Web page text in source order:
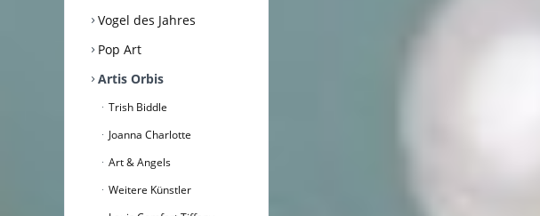
Vogel des Jahres
Pop Art
Artis Orbis
Trish Biddle
Joanna Charlotte
Art & Angels
Weitere Künstler